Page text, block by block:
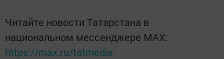
Читайте новости Татарстана в
национальном мессенджере MАХ:
https://max.ru/tatmedia